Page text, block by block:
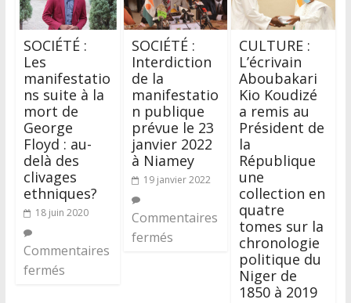
SOCIÉTÉ :
Les
manifestatio
ns suite à la
mort de
George
Floyd : au-
delà des
clivages
ethniques?
18 juin 2020
Commentaires
fermés
SOCIÉTÉ :
Interdiction
de la
manifestatio
n publique
prévue le 23
janvier 2022
à Niamey
19 janvier 2022
Commentaires
fermés
CULTURE :
L’écrivain
Aboubakari
Kio Koudizé
a remis au
Président de
la
République
une
collection en
quatre
tomes sur la
chronologie
politique du
Niger de
1850 à 2019